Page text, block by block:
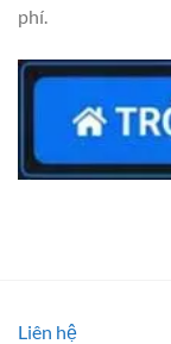
phí.
Liên hệ